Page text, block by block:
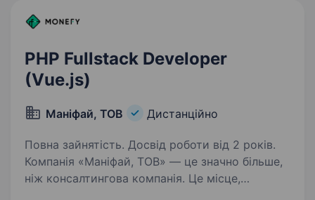
PHP Fullstack Developer
(Vue.js)
Маніфай, ТОВ Дистанційно
Повна зайнятість. Досвід роботи від 2 років.
Компанія «Маніфай, ТОВ» — це значно більше,
ніж консалтингова компанія. Це місце,